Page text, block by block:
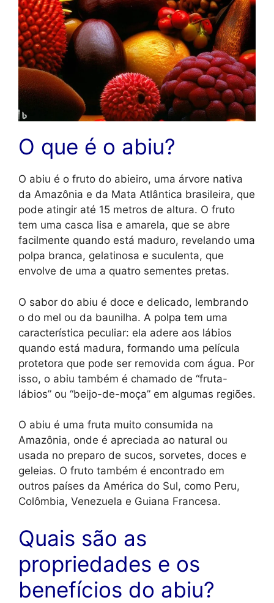
O que é o abiu?
O abiu é o fruto do abieiro, uma árvore nativa
da Amazônia e da Mata Atlântica brasileira, que
pode atingir até 15 metros de altura. O fruto
tem uma casca lisa e amarela, que se abre
facilmente quando está maduro, revelando uma
polpa branca, gelatinosa e suculenta, que
envolve de uma a quatro sementes pretas.
O sabor do abiu é doce e delicado, lembrando
o do mel ou da baunilha. A polpa tem uma
característica peculiar: ela adere aos lábios
quando está madura, formando uma película
protetora que pode ser removida com água. Por
isso, o abiu também é chamado de “fruta-
lábios” ou “beijo-de-moça” em algumas regiões.
O abiu é uma fruta muito consumida na
Amazônia, onde é apreciada ao natural ou
usada no preparo de sucos, sorvetes, doces e
geleias. O fruto também é encontrado em
outros países da América do Sul, como Peru,
Colômbia, Venezuela e Guiana Francesa.
Quais são as
propriedades e os
benefícios do abiu?